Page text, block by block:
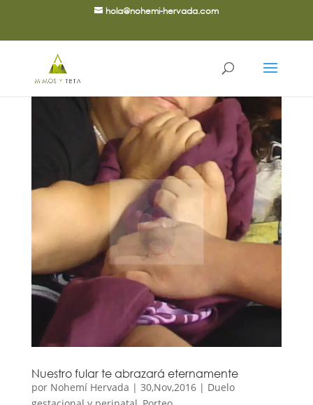
hola@nohemi-hervada.com
Nuestro fular te abrazará eternamente
por Nohemí Hervada | 30,Nov,2016| Duelo